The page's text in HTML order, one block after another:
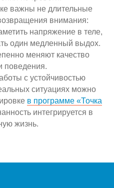
важны не длительные
внимания:
напряжение в теле,
один медленный выдох.
меняют качество
поведения.
с устойчивостью
ситуациях можно
в программе «Точка
интегрируется в
жизнь.